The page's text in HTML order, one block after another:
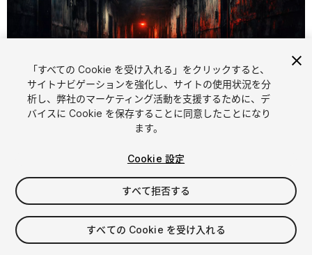
1/3
$16
消費税は決済時に計算されます
「すべての Cookie を受け入れる」をクリックすると、
サイトナビゲーションを強化し、サイトの使用状況を分
析し、弊社のマーケティング活動を支援するために、デ
バイスに Cookie を保存することに同意したことになり
ます。
Cookie 設定
すべて拒否する
すべての Cookie を受け入れる